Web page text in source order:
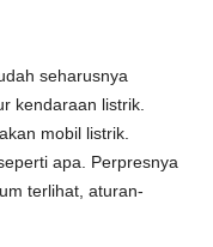
seharusnya
kendaraan listrik.
mobil listrik.
apa. Perpresnya
terlihat, aturan-